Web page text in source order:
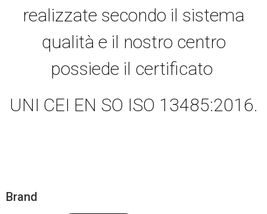
realizzate secondo il sistema
qualità e il nostro centro
possiede il certificato
UNI CEI EN SO ISO 13485:2016.
Brand